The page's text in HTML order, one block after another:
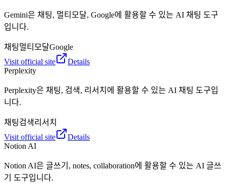
Gemini은 채팅, 멀티모달, Google에 활용할 수 있는 AI 채팅 도구
입니다.
채팅멀티모달Google
Visit official site
Details
Perplexity
Perplexity은 채팅, 검색, 리서치에 활용할 수 있는 AI 채팅 도구입
니다.
채팅검색리서치
Visit official site
Details
Notion AI
Notion AI은 글쓰기, notes, collaboration에 활용할 수 있는 AI 글쓰
기 도구입니다.